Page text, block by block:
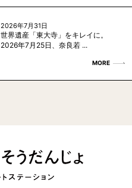
2026年7月31日
世界遺産「東大寺」をキレイに。
2026年7月25日、奈良若 ...
MORE